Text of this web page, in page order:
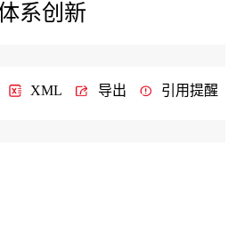
系创新
XML 导出 引用提醒